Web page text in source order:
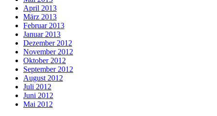
April 2013
März 2013
Februar 2013
Januar 2013
Dezember 2012
November 2012
Oktober 2012
September 2012
August 2012
Juli 2012
Juni 2012
Mai 2012